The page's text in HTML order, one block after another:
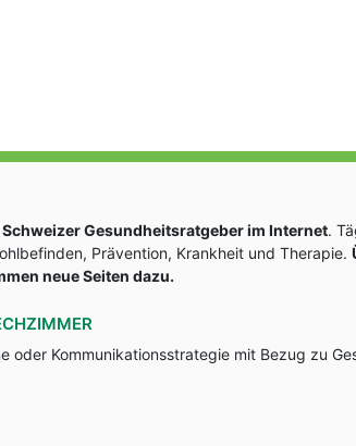
Gesundheitsratgeber im Internet.
Prävention, Krankheit und Therapie.
neue Seiten dazu.
oder Kommunikationsstrategie mit Bezug zu